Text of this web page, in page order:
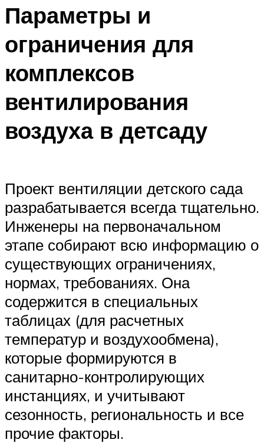
Параметры и
ограничения для
комплексов
вентилирования
воздуха в детсаду
Проект вентиляции детского сада
разрабатывается всегда тщательно.
Инженеры на первоначальном
этапе собирают всю информацию о
существующих ограничениях,
нормах, требованиях. Она
содержится в специальных
таблицах (для расчетных
температур и воздухообмена),
которые формируются в
санитарно-контролирующих
инстанциях, и учитывают
сезонность, региональность и все
прочие факторы.